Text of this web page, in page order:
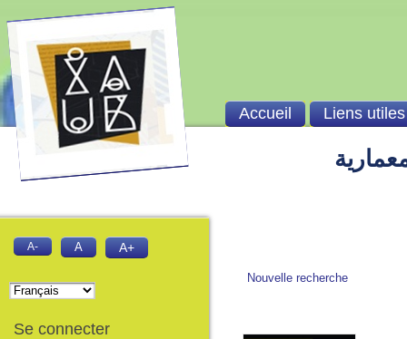
Nouvelle recherche
Accueil Liens utiles
A- A A+
Se connecter